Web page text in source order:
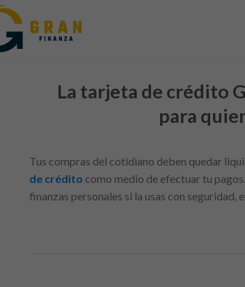
La tarjeta de crédito
para
Tus compras del cotidiano deben quedar
de crédito como medio de efectuar tu
finanzas personales si la usas con